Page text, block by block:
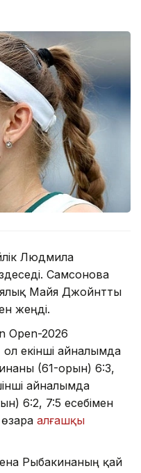
Людмила
Самсонова
Майя Джойнтты
жеңді.
Open-2026
ол екінші айналымда
(61-орын) 6:3,
айналымда
6:2, 7:5 есебімен
алғашқы
Рыбакинаның қай